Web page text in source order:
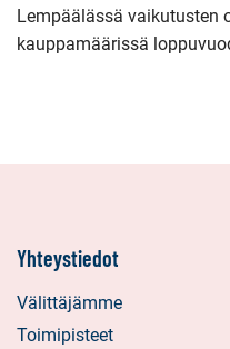
Lempäälässä vaikutusten
kauppamäärissä
Yhteystiedot
Välittäjämme
Toimipisteet